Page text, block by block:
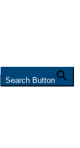
Search Button